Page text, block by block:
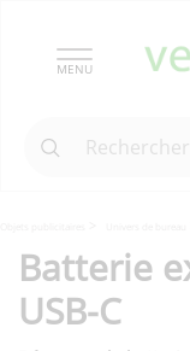
MENU
Batterie
USB-C